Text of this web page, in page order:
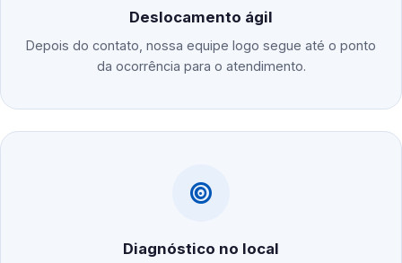
Deslocamento ágil
Depois do contato, nossa equipe logo segue até o ponto
da ocorrência para o atendimento.
Diagnóstico no local